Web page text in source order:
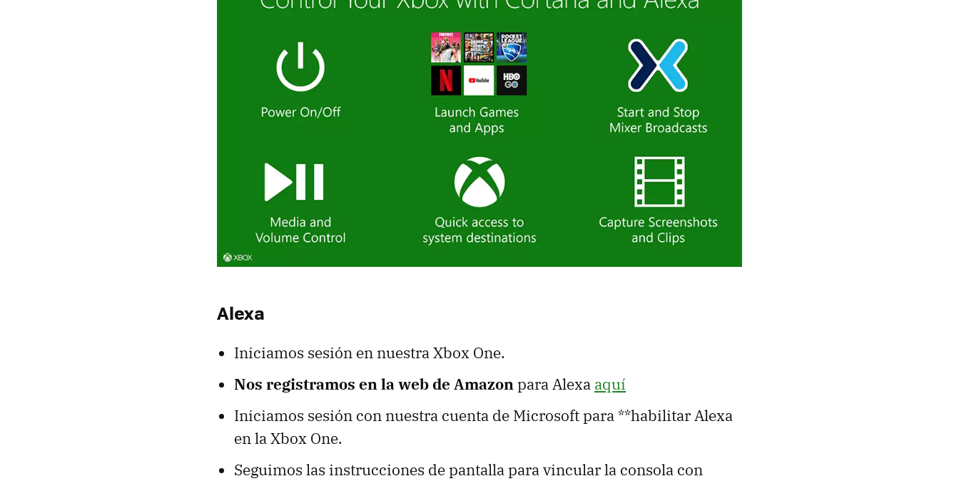
Alexa
Iniciamos sesión en nuestra Xbox One.
Nos registramos en la web de Amazonpara Alexa aquí
Iniciamos sesión con nuestra cuenta de Microsoft para **habilitar Alexa
en la Xbox One.
Seguimos las instrucciones de pantalla para vincular la consola con